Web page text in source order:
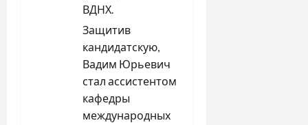
ВДНХ.
Защитив
кандидатскую,
Вадим Юрьевич
стал ассистентом
кафедры
международных